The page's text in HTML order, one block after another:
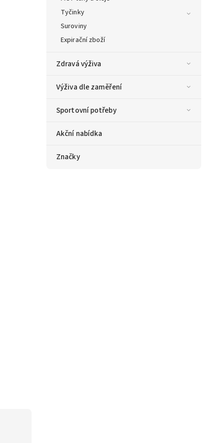
Tyčinky
Suroviny
Expirační zboží
Zdravá výživa
Výživa dle zaměření
Sportovní potřeby
Akční nabídka
Značky